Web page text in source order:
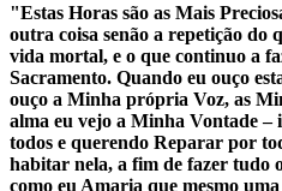
"Estas Horas são as Mais
outra coisa senão a repetição do
vida mortal, e o que continuo a
Sacramento. Quando eu ouço
ouço a Minha própria Voz, as
alma eu vejo a Minha Vontade –
todos e querendo Reparar por
habitar nela, a fim de fazer tudo
como eu Amaria que mesmo